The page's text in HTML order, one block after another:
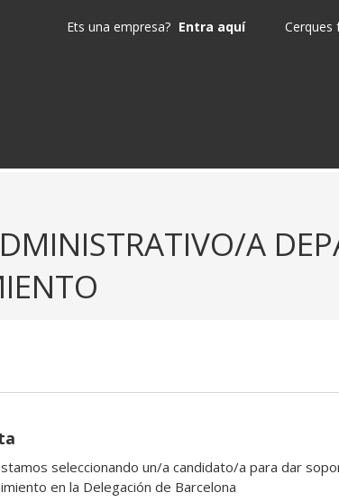
Ets una empresa? Entra aquí Cerques
A
seleccionando un/a candidato/a para dar
en la Delegación de Barcelona